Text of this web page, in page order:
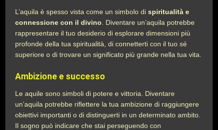
L’aquila è spesso vista come un simbolo dispiritualità e
connessione con il divino . Diventare un’aquila potrebbe
rappresentare il tuo desiderio di esplorare dimensioni più
profonde della tua spiritualità, di connetterti con il tuo sé
superiore o di trovare un significato più grande nella tua vita.
Ambizione e successo
Le aquile sono simboli di potere e vittoria. Diventare
un’aquila potrebbe riflettere la tua ambizione di raggiungere
obiettivi importanti o di distinguerti in un determinato ambito.
Il sogno può indicare che stai perseguendo con